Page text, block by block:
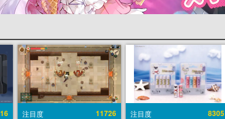
注目度 11726 注目度 8305